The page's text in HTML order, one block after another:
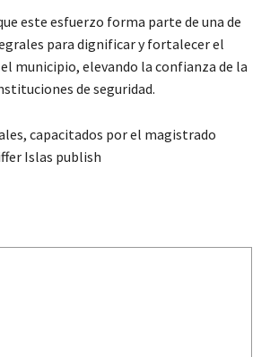
este esfuerzo forma parte de una de
para dignificar y fortalecer el
municipio, elevando la confianza de la
de seguridad.
capacitados por el magistrado
Islas publish